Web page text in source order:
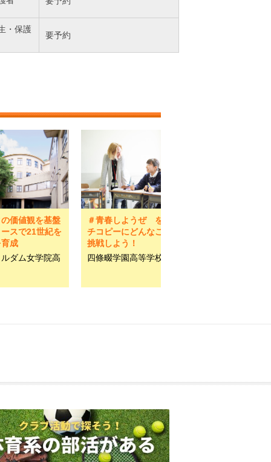
・保護
要予約
価値観を基盤
スで21世紀を
成
ダム女学院高
＃青春しようぜ をキャッ
チコピーにどんなことにも
挑戦しよう！
四條畷学園高等学校